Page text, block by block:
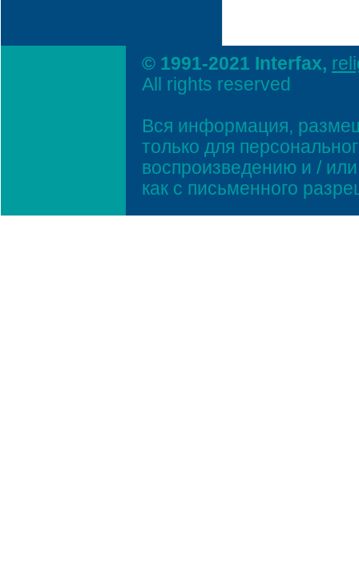
© 1991-2021 Interfax,
All rights reserved
Вся информация,
только для
воспроизведению и /
как с письменного